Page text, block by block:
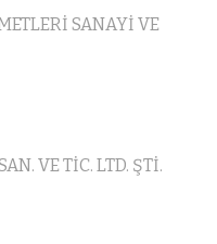
SANAYİ VE
VE TİC. LTD. ŞTİ.